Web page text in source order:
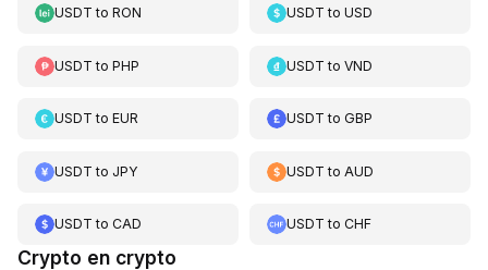
USDT to RON USDT toUSD
USDT to PHP USDT toVND
USDT to EUR USDT toGBP
USDT to JPY USDT to AUD
USDT to CAD USDT toCHF
Crypto en crypto